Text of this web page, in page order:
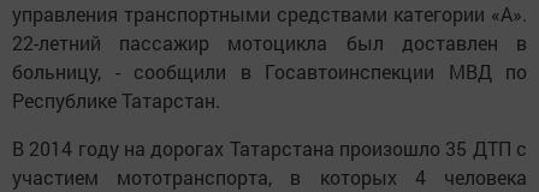
управления транспортными средствами категории «А».
22-летний пассажир мотоцикла был доставлен в
больницу, - сообщили в Госавтоинспекции МВД по
Республике Татарстан.
В 2014 году на дорогах Татарстана произошло 35 ДТП с
участием мототранспорта, в которых 4 человека